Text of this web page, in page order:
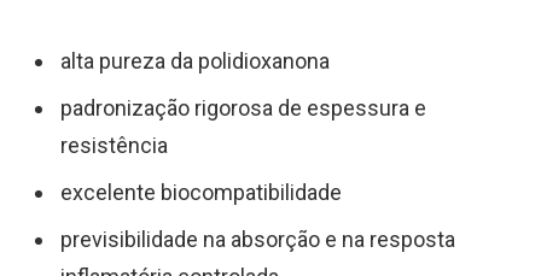
alta pureza da polidioxanona
padronização rigorosa de espessura e
resistência
excelente biocompatibilidade
previsibilidade na absorção e na resposta